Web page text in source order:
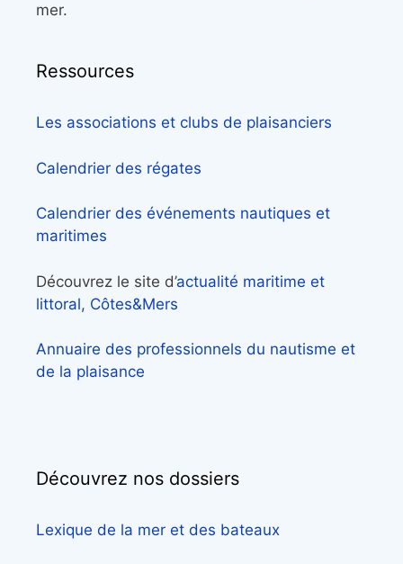
mer.
Ressources
Les associations et clubs de plaisanciers
Calendrier des régates
Calendrier des événements nautiques et
maritimes
Découvrez le site d’actualité maritime et
littoral, Côtes&Mers
Annuaire des professionnels du nautisme et
de la plaisance
Découvrez nos dossiers
Lexique de la mer et des bateaux